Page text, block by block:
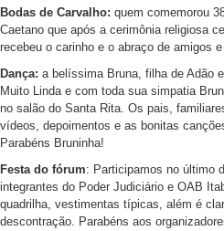
Bodas de Carvalho: quem comemorou
Caetano que após a cerimônia religiosa
recebeu o carinho e o abraço de amigos
Dança: a belíssima Bruna, filha de Adão
Muito Linda e com toda sua simpatia
no salão do Santa Rita. Os pais,
vídeos, depoimentos e as bonitas
Parabéns Bruninha!
Festa do fórum: Participamos no último
integrantes do Poder Judiciário e OAB
quadrilha, vestimentas típicas, além é
descontração. Parabéns aos